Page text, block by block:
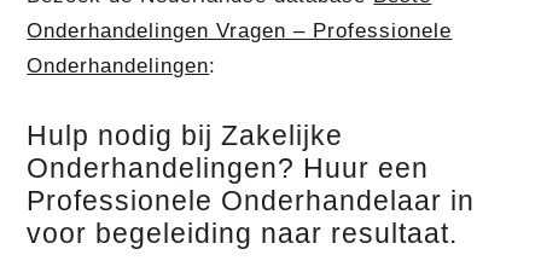
Onderhandelingen Vragen – Professionele
Onderhandelingen:
Hulp nodig bij Zakelijke
Onderhandelingen? Huur een
Professionele Onderhandelaar in
voor begeleiding naar resultaat.